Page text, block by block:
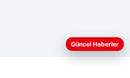
Haberler
daha iyi anlayabilmek,
ve geliştirmek amacıyla çerezler
Güncel Haberler